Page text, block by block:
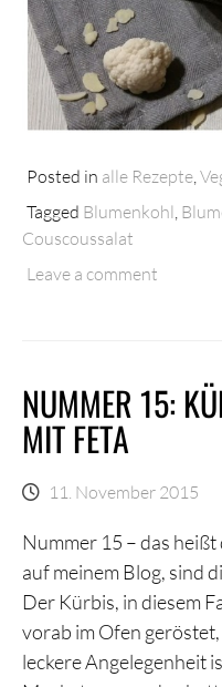
Posted in alle Rezepte
Tagged Blumenkohl
Couscoussalat
Leave a comment
NUMMER 15:
MIT FETA
11. November 2015
Nummer 15 – das
auf meinem Blog, sind
Der Kürbis, in diesem
vorab im Ofen
leckere Angelegenheit